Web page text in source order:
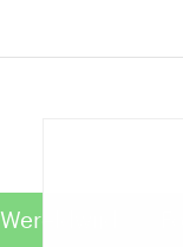
Wereldwijd